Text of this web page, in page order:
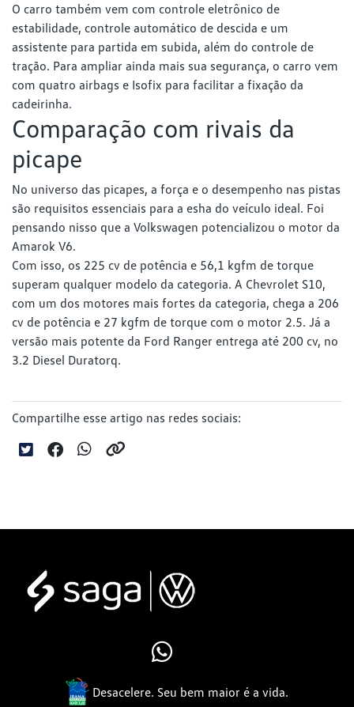
O carro também vem com controle eletrônico de
estabilidade, controle automático de descida e um
assistente para partida em subida, além do controle de
tração. Para ampliar ainda mais sua segurança, o carro vem
com quatro airbags e Isofix para facilitar a fixação da
cadeirinha.
Comparação com rivais da
picape
No universo das picapes, a força e o desempenho nas pistas
são requisitos essenciais para a esha do veículo ideal. Foi
pensando nisso que a Volkswagen potencializou o motor da
Amarok V6.
Com isso, os 225 cv de potência e 56,1 kgfm de torque
superam qualquer modelo da categoria. A Chevrolet S10,
com um dos motores mais fortes da categoria, chega a 206
cv de potência e 27 kgfm de torque com o motor 2.5. Já a
versão mais potente da Ford Ranger entrega até 200 cv, no
3.2 Diesel Duratorq.
Compartilhe esse artigo nas redes sociais:
Desacelere. Seu bem maior é a vida.